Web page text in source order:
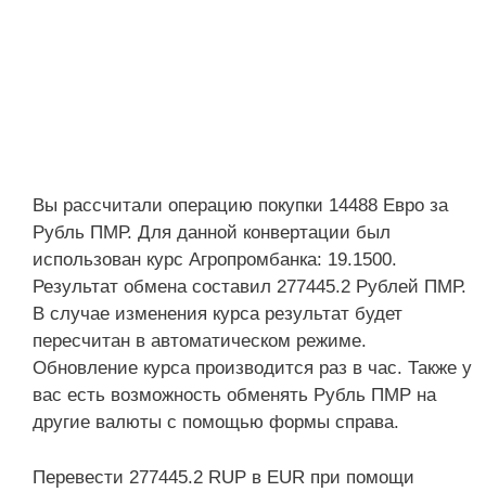
Вы рассчитали операцию покупки 14488 Евро за
Рубль ПМР. Для данной конвертации был
использован курс Агропромбанка: 19.1500.
Результат обмена составил 277445.2 Рублей ПМР.
В случае изменения курса результат будет
пересчитан в автоматическом режиме.
Обновление курса производится раз в час. Также у
вас есть возможность обменять Рубль ПМР на
другие валюты с помощью формы справа.
Перевести 277445.2 RUP в EUR при помощи